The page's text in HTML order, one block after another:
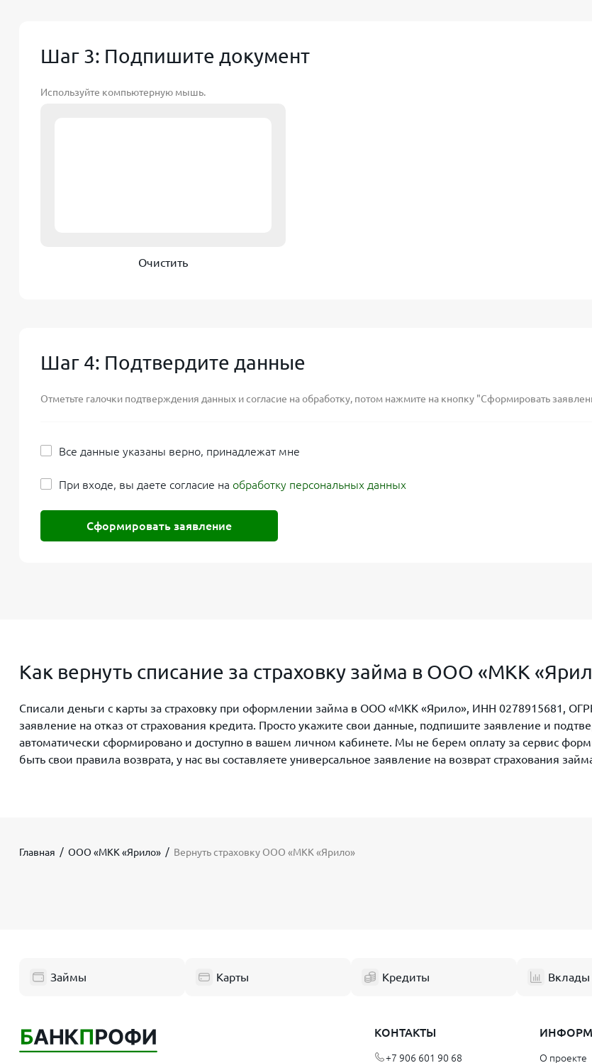
Шаг 3: Подпишите документ
Используйте компьютерную мышь.
Очистить
Шаг 4: Подтвердите данные
Отметьте галочки подтверждения данных и согласие на обработку, потом нажмите на кнопку "Сформировать
Все данные указаны верно, принадлежат мне
При входе, вы даете согласие на обработку персональных данных
Сформировать заявление
Как вернуть списание за страховку займа в ООО «МКК
Списали деньги с карты за страховку при оформлении займа в ООО «МКК «Ярило», ИНН 0278915681,
заявление на отказ от страхования кредита. Просто укажите свои данные, подпишите заявление и
автоматически сформировано и доступно в вашем личном кабинете. Мы не берем оплату за сервис
быть свои правила возврата, у нас вы составляете универсальное заявление на возврат страхования
Главная ООО «МКК «Ярило» Вернуть страховку ООО «МКК «Ярило»
Займы Карты Кредиты Вклады
КОНТАКТЫ
+7 906 601 90 68 О проекте